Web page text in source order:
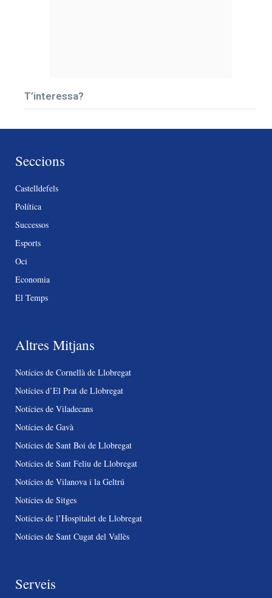
T’interessa?
Seccions
Castelldefels
Política
Successos
Esports
Oci
Economia
El Temps
Altres Mitjans
Notícies de Cornellà de Llobregat
Notícies d’El Prat de Llobregat
Notícies de Viladecans
Notícies de Gavà
Notícies de Sant Boi de Llobregat
Notícies de Sant Feliu de Llobregat
Notícies de Vilanova i la Geltrú
Notícies de Sitges
Notícies de l’Hospitalet de Llobregat
Notícies de Sant Cugat del Vallès
Serveis